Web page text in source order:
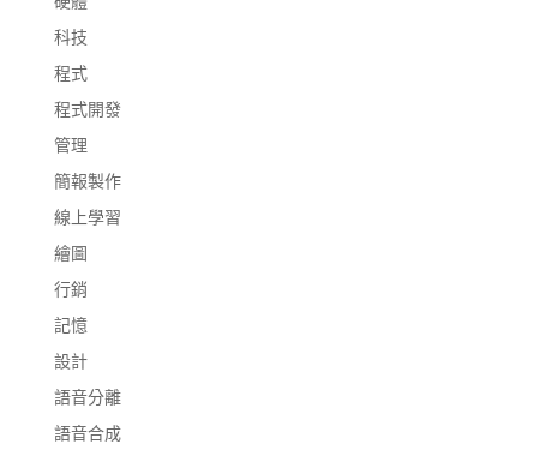
科技
程式
程式開發
管理
簡報製作
線上學習
繪圖
行銷
記憶
設計
語音分離
語音合成